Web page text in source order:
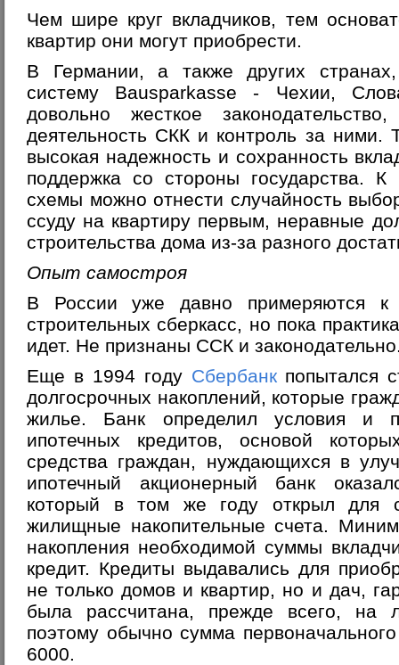
Чем шире круг вкладчиков, тем
квартир они могут приобрести.
В Германии, а также других
систему Bausparkasse - Чехии,
довольно жесткое
деятельность СКК и контроль за ними.
высокая надежность и сохранность
поддержка со стороны государства. К
схемы можно отнести случайность
ссуду на квартиру первым, неравные
строительства дома из-за разного
Опыт самостроя
В России уже давно примеряются к
строительных сберкасс, но пока
идет. Не признаны ССК и
Еще в 1994 году Сбербанкпопытался
долгосрочных накоплений, которые
жилье. Банк определил условия и
ипотечных кредитов, основой
средства граждан, нуждающихся в
ипотечный акционерный банк
который в том же году открыл для
жилищные накопительные счета.
накопления необходимой суммы
кредит. Кредиты выдавались для
не только домов и квартир, но и дач,
была рассчитана, прежде всего, на
поэтому обычно сумма
6000.